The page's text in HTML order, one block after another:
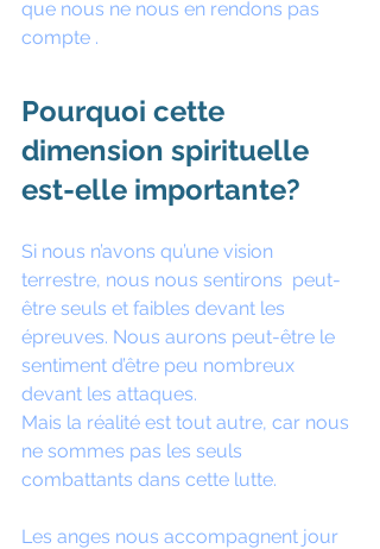
que nous ne nous en rendons pas
compte .
Pourquoi cette
dimension spirituelle
est-elle importante?
Si nous n’avons qu’une vision
terrestre, nous nous sentirons  peut-
être seuls et faibles devant les
épreuves. Nous aurons peut-être le
sentiment d’être peu nombreux
devant les attaques.
Mais la réalité est tout autre, car nous
ne sommes pas les seuls
combattants dans cette lutte.
Les anges nous accompagnent jour